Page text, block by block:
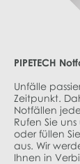
PIPETECH
Unfälle
Zeitpunkt.
Notfällen
Rufen Sie
oder füllen
aus. Wir
Ihnen in